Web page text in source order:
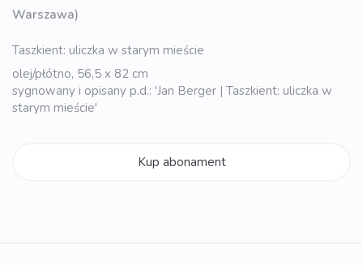
Warszawa)
Taszkient: uliczka w starym mieście
olej/płótno, 56,5 x 82 cm
sygnowany i opisany p.d.: 'Jan Berger | Taszkient: uliczka w
starym mieście'
Kup abonament